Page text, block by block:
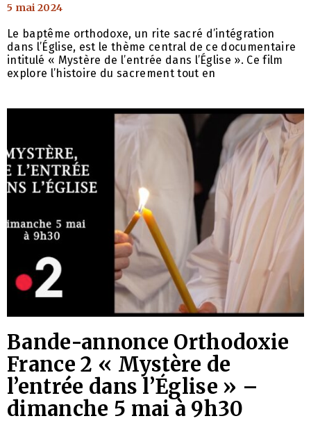
5 mai 2024
Le baptême orthodoxe, un rite sacré d’intégration
dans l’Église, est le thème central de ce documentaire
intitulé « Mystère de l’entrée dans l’Église ». Ce film
explore l’histoire du sacrement tout en
Bande-annonce Orthodoxie
France 2 « Mystère de
l’entrée dans l’Église » –
dimanche 5 mai à 9h30